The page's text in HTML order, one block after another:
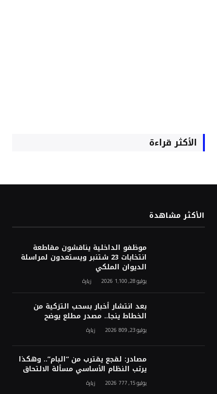
الأكثر قراءة
الأكثر مشاهدة
موظفو الداخلية يناقشون مقاطعة
انتخابات 23 شتنبر ويستعدون لمراسلة
الديوان الملكي
يوليو 28, 2026 1٬100 زيارة
بعد انتشار أخبار بسحب التزكية من
الخطاط ينجا.. مصدر مطلع يوضح
يوليو 23, 2026 809 زيارة
مصادر: لقجع يقترب من “البام”.. وهكذا
يرتب النظام الأساسي مسألة الالتحاق
يوليو 15, 2026 777 زيارة